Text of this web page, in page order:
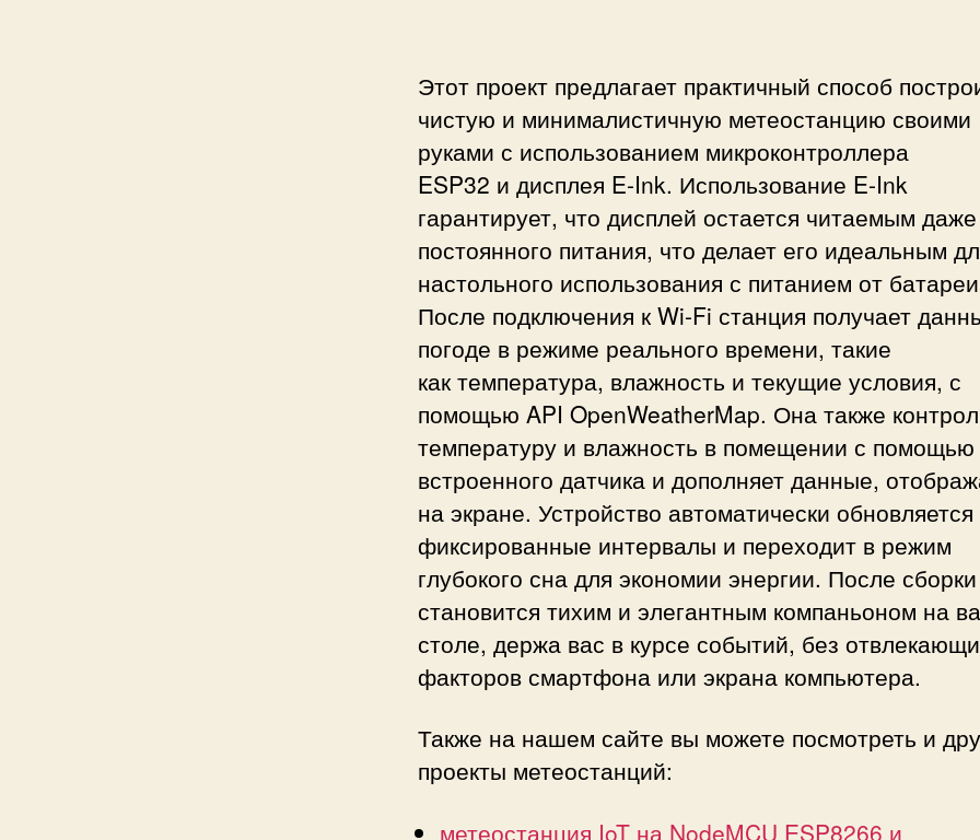
л
я
i
k
Этот проект предлагает практичный способ
чистую и минималистичную метеостанцию ​​своими
руками с использованием микроконтроллера
ESP32 и дисплея E-Ink. Использование E-Ink
гарантирует, что дисплей остается читаемым
постоянного питания, что делает его идеальным
настольного использования с питанием от
После подключения к Wi-Fi станция получает
погоде в режиме реального времени, такие
как температура, влажность и текущие условия, с
помощью API OpenWeatherMap. Она также
температуру и влажность в помещении с помощью
встроенного датчика и дополняет данные,
на экране. Устройство автоматически обновляется
фиксированные интервалы и переходит в режим
глубокого сна для экономии энергии. После
становится тихим и элегантным компаньоном на
столе, держа вас в курсе событий, без
факторов смартфона или экрана компьютера.
Также на нашем сайте вы можете посмотреть и
проекты метеостанций:
метеостанция IoT на NodeMCU ESP8266 и